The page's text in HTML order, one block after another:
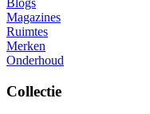
Blogs
Magazines
Ruimtes
Merken
Onderhoud
Collectie